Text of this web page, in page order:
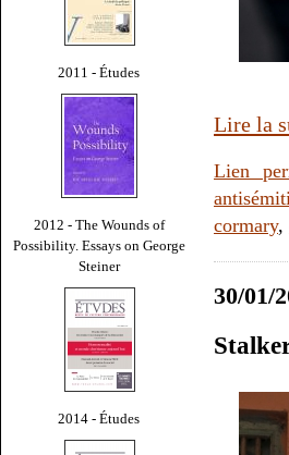
2011 - Études
2012 - The Wounds of
Possibility. Essays on George
Steiner
2014 - Études
Lire la
Lien
cormary,
30/01/